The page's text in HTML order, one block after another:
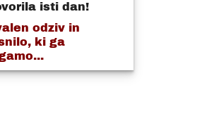
isti dan!
odziv in
ki ga